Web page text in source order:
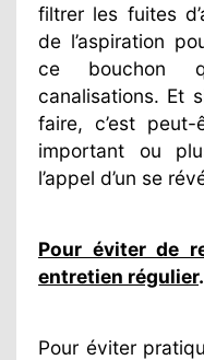
filtrer les fuites
de l’aspiration
ce bouchon
canalisations. Et
faire, c’est
important ou
l’appel d’un se
Pour éviter de
entretien régulier.
Pour éviter